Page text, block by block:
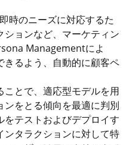
時のニーズに対応するた
ョンなど、マーケティン
Managementによ
きるよう、自動的に顧客ペ
とで、適応型モデルを用
をとる傾向を最適に判別
テストおよびデプロイす
ンタラクションに対して特